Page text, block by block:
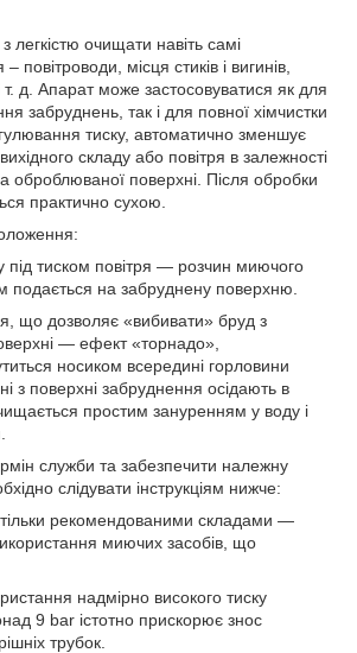
легкістю очищати навіть самі
повітроводи, місця стиків і вигинів,
т. д. Апарат може застосовуватися як для
забруднень, так і для повної хімчистки
тиску, автоматично зменшує
складу або повітря в залежності
оброблюваної поверхні. Після обробки
практично сухою.
під тиском повітря — розчин миючого
подається на забруднену поверхню.
що дозволяє «вибивати» бруд з
— ефект «торнадо»,
носиком всередині горловини
з поверхні забруднення осідають в
простим зануренням у воду і
служби та забезпечити належну
слідувати інструкціям нижче:
рекомендованими складами —
миючих засобів, що
надмірно високого тиску
9 bar істотно прискорює знос
трубок.